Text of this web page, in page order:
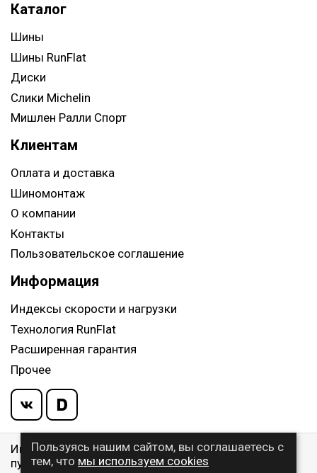
Каталог
Шины
Шины RunFlat
Диски
Слики Michelin
Мишлен Ралли Спорт
Клиентам
Оплата и доставка
Шиномонтаж
О компании
Контакты
Пользовательское соглашение
Информация
Индексы скорости и нагрузки
Технология RunFlat
Расширенная гарантия
Прочее
Информация указанная на сайте, не является
публичной офертой, определяемой ст. 437 ГК РФ
Пользуясь нашим сайтом, вы соглашаетесь с
тем, что мы используем cookies